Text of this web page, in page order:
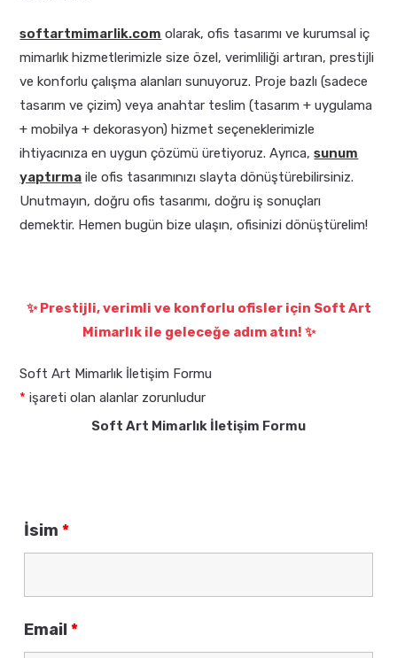
softartmimarlik.com olarak, ofis tasarımı ve kurumsal iç
mimarlık hizmetlerimizle size özel, verimliliği artıran, prestijli
ve konforlu çalışma alanları sunuyoruz. Proje bazlı (sadece
tasarım ve çizim) veya anahtar teslim (tasarım + uygulama
+ mobilya + dekorasyon) hizmet seçeneklerimizle
ihtiyacınıza en uygun çözümü üretiyoruz. Ayrıca,sunum
yaptırma ile ofis tasarımınızı slayta dönüştürebilirsiniz.
Unutmayın, doğru ofis tasarımı, doğru iş sonuçları
demektir. Hemen bugün bize ulaşın, ofisinizi dönüştürelim!
✨ Prestijli, verimli ve konforlu ofisler için Soft Art
Mimarlık ile geleceğe adım atın! ✨
Soft Art Mimarlık İletişim Formu
* işareti olan alanlar zorunludur
Soft Art Mimarlık İletişim Formu
İsim*
Email*